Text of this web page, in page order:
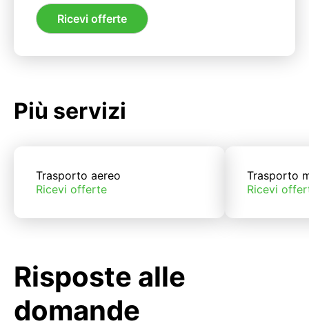
Ricevi offerte
Più servizi
Trasporto aereo
Ricevi offerte
Trasporto
Ricevi
Risposte alle
domande